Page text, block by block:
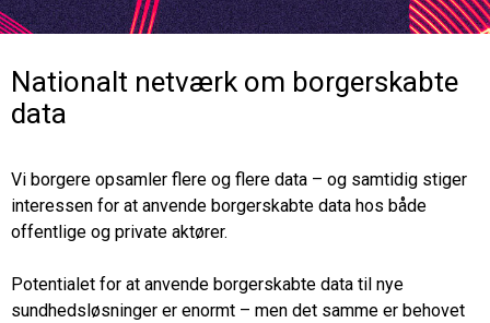
Nationalt netværk om borgerskabte
data
Vi borgere opsamler flere og flere data – og samtidig stiger
interessen for at anvende borgerskabte data hos både
offentlige og private aktører.
Potentialet for at anvende borgerskabte data til nye
sundhedsløsninger er enormt – men det samme er behovet